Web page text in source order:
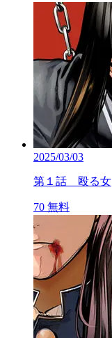
2025/03/03
第１話 殴る女
70 無料